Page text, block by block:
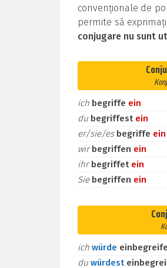
convenționale de
permite să
conjugare nu sunt
ich begriffe ein
du begriffest ein
er/sie/es begriffe ein
wirbegriffen ein
ihrbegriffet ein
Sie begriffen ein
ich würde
du würdest